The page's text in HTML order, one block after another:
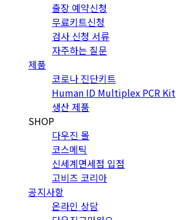
출장 예약신청
무료키트신청
검사 신청 서류
자주하는 질문
제품
코로나 진단키트
Human ID Multiplex PCR Kit
생산 제품
SHOP
다우진 몰
코스메틱
신세계면세점 입점
고비즈 코리아
공지사항
온라인 상담